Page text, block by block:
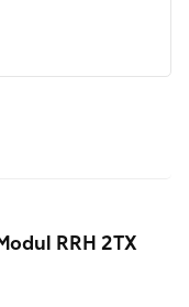
RRH 2TX